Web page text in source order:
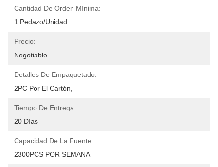
Cantidad De Orden Mínima:
1 Pedazo/unidad
Precio:
Negotiable
Detalles De Empaquetado:
2PC Por El Cartón,
Tiempo De Entrega:
20 Días
Capacidad De La Fuente:
2300PCS POR SEMANA